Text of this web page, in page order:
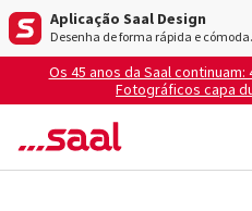
Aplicação Saal Design
Desenha de forma rápida e cómoda.
Os 45 anos da Saal
Fotográficos capa